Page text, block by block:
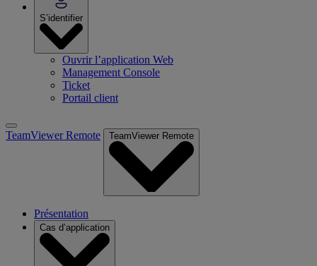
S’identifier
Ouvrir l’application Web
Management Console
Ticket
Portail client
TeamViewer Remote TeamViewer Remote
Présentation
Cas d’application